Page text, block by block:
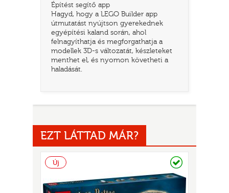
Építést segítő app
Hagyd, hogy a LEGO Builder app
útmutatást nyújtson gyerekednek
egyépítési kaland során, ahol
felnagyíthatja és megforgathatja a
modellek 3D-s változatát, készleteket
menthet el, és nyomon követheti a
haladását.
EZT LÁTTAD MÁR?
Új